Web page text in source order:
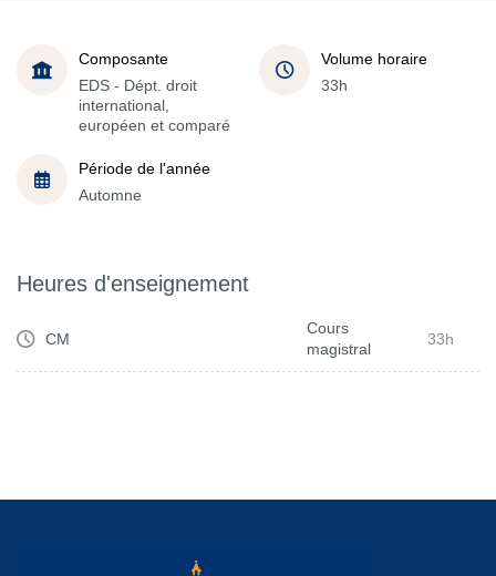
Composante
EDS - Dépt. droit
international,
européen et comparé
Volume horaire
33h
Période de l'année
Automne
Heures d'enseignement
CM
Cours
magistral
33h